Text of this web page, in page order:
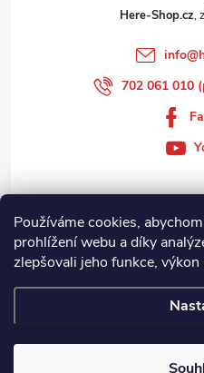
Používáme cookies,
prohlížení webu a díky
zlepšovali jeho funkce,
Zákaznický servis
Here-Shop.cz
info@
702 061 010
Copyright 2026Here-